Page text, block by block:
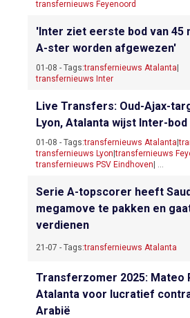
transfernieuws Feyenoord
'Inter ziet eerste bod van 45
A-ster worden afgewezen'
01-08 - Tags:transfernieuws Atalanta|
transfernieuws Inter
Live Transfers: Oud-Ajax-
Lyon, Atalanta wijst Inter-bod
01-08 - Tags:transfernieuws Atalanta|
transfernieuws Lyon|transfernieuws
transfernieuws PSV Eindhoven| ...
Serie A-topscorer heeft
megamove te pakken en
verdienen
21-07 - Tags:transfernieuws Atalanta
Transferzomer 2025: Mateo
Atalanta voor lucratief
Arabië